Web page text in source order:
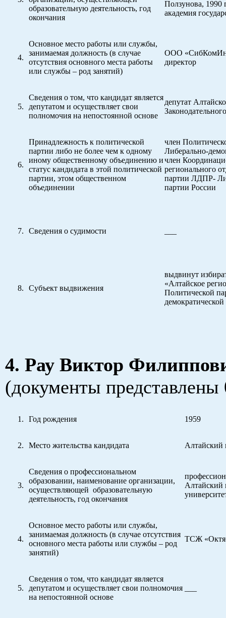
образовательную деятельность, год
окончания
Ползунова,
академия
Основное место работы или службы,
занимаемая должность (в случае
отсутствия основного места работы
или службы – род занятий)
ООО
директор
Сведения о том, что кандидат является
депутатом и осуществляет свои
полномочия на непостоянной основе
депутат
Принадлежность к политической
партии либо не более чем к одному
иному общественному объединению и
статус кандидата в этой политической
партии, этом общественном
объединении
член
Либерально-
член
регионального
партии ЛДПР-
партии России
Сведения о судимости
Субъект выдвижения
выдвинут
«Алтайское
Политической
4. Рау Виктор
(документы
Год рождения 1959
Место жительства кандидата Алтайский
Сведения о профессиональном
образовании, наименование организации,
осуществляющей образовательную
деятельность, год окончания
Алтайский
Основное место работы или службы,
занимаемая должность (в случае отсутствия
основного места работы или службы – род
занятий)
ТСЖ
Сведения о том, что кандидат является
депутатом и осуществляет свои полномочия
на непостоянной основе